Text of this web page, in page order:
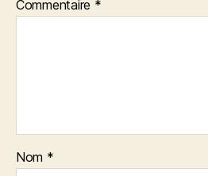
Commentaire *
Nom *